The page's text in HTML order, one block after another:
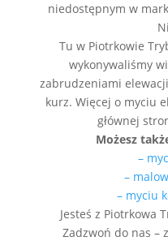
niedostępnym w
Tu w Piotrkowie
wykonywaliśmy
zabrudzeniami
kurz. Więcej o myciu
głównej
Możesz
–
–
– myciu
Jesteś z Piotrkowa
Zadzwoń do nas –